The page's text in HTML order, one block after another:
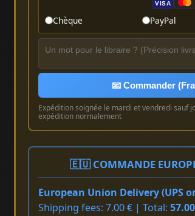
VISA
Chèque PayPal
📧 Commander
Expédition soignée le mardi et vendredi sauf
expédition normalement
🇪🇺 COMMANDE
European Union Delivery (UPS
Shipping fees: 7.00 € | Total: